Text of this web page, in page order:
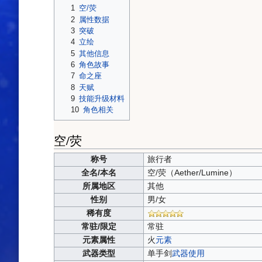
1 空/荧
2 属性数据
3 突破
4 立绘
5 其他信息
6 角色故事
7 命之座
8 天赋
9 技能升级材料
10 角色相关
空/荧
称号
旅行者
全名/本名
空/荧（Aether/Lumine）
所属地区
其他
性别
男/女
稀有度
常驻/限定
常驻
元素属性
火元素
武器类型
单手剑武器使用